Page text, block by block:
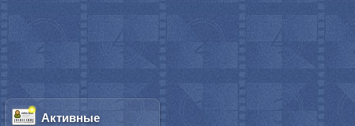
Активные